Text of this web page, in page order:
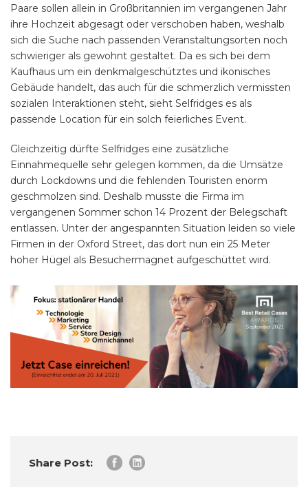
Paare sollen allein in Großbritannien im vergangenen Jahr
ihre Hochzeit abgesagt oder verschoben haben, weshalb
sich die Suche nach passenden Veranstaltungsorten noch
schwieriger als gewohnt gestaltet. Da es sich bei dem
Kaufhaus um ein denkmalgeschütztes und ikonisches
Gebäude handelt, das auch für die schmerzlich vermissten
sozialen Interaktionen steht, sieht Selfridges es als
passende Location für ein solch feierliches Event.
Gleichzeitig dürfte Selfridges eine zusätzliche
Einnahmequelle sehr gelegen kommen, da die Umsätze
durch Lockdowns und die fehlenden Touristen enorm
geschmolzen sind. Deshalb musste die Firma im
vergangenen Sommer schon 14 Prozent der Belegschaft
entlassen. Unter der angespannten Situation leiden so viele
Firmen in der Oxford Street, das dort nun ein 25 Meter
hoher Hügel als Besuchermagnet aufgeschüttet wird.
Share Post: